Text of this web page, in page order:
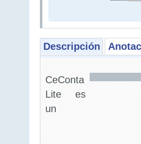
Descripción
CeConta
Lite es
un